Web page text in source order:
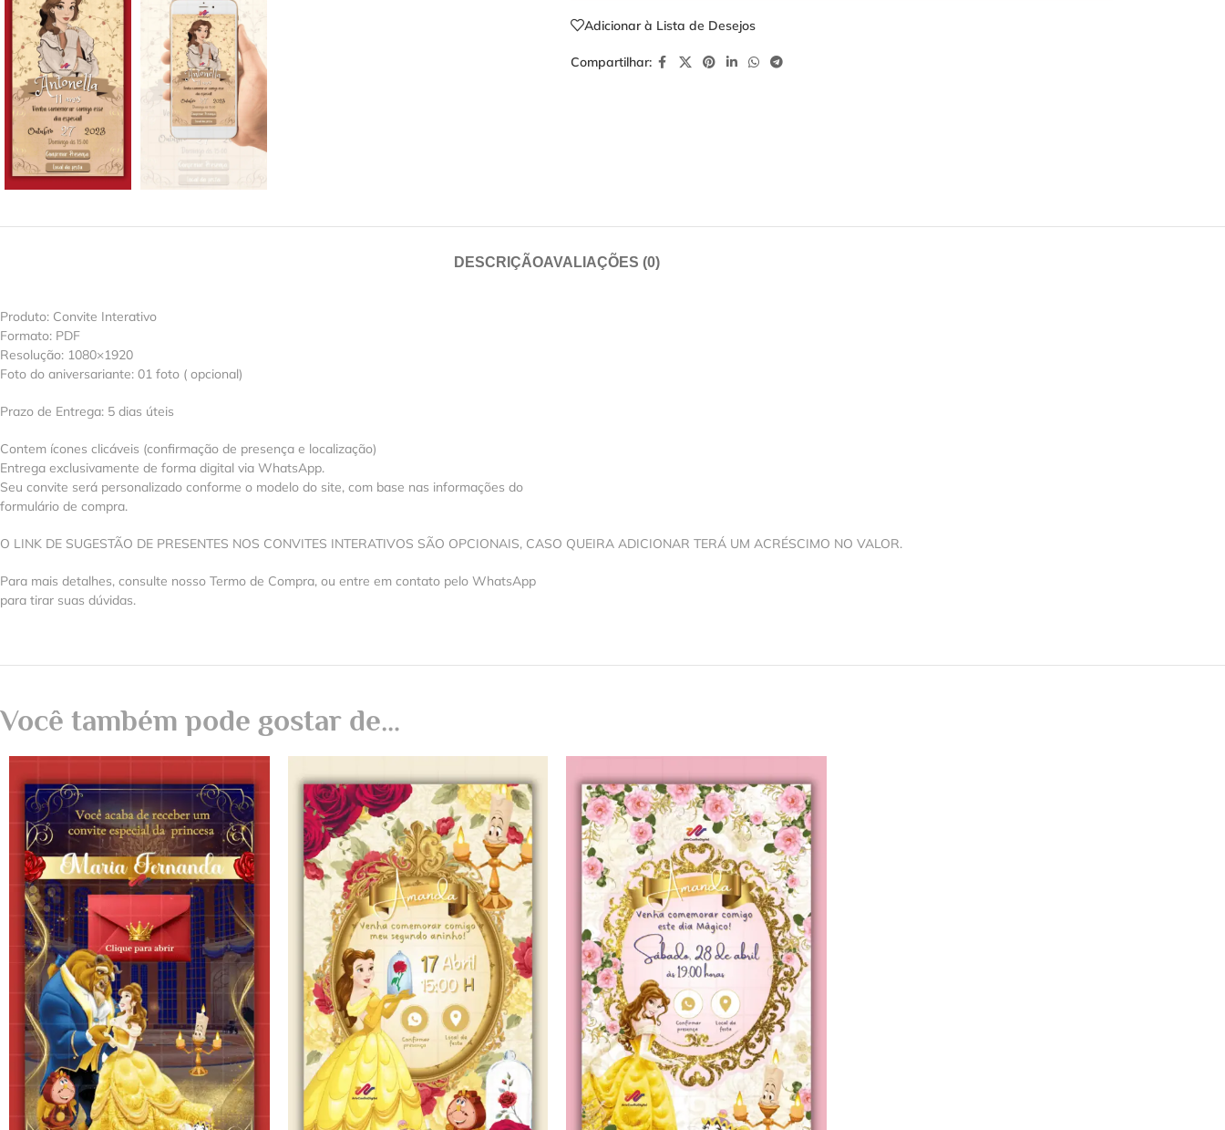
Adicionar à Lista de Desejos
Compartilhar:
DESCRIÇÃOAVALIAÇÕES (0)
Produto: Convite Interativo
Formato: PDF
Resolução: 1080×1920
Foto do aniversariante: 01 foto ( opcional)
Prazo de Entrega: 5 dias úteis
Contem ícones clicáveis (confirmação de presença e localização)
Entrega exclusivamente de forma digital via WhatsApp.
Seu convite será personalizado conforme o modelo do site, com base nas informações do
formulário de compra.
O LINK DE SUGESTÃO DE PRESENTES NOS CONVITES INTERATIVOS SÃO OPCIONAIS, CASO QUEIRA ADICIONAR TERÁ UM ACRÉSCIMO NO VALOR.
Para mais detalhes, consulte nosso Termo de Compra, ou entre em contato pelo WhatsApp
para tirar suas dúvidas.
Você também pode gostar de…